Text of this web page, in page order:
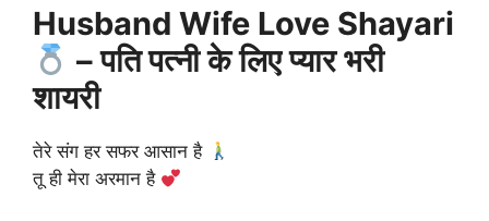
Husband Wife Love Shayari
– पति पत्नी के लिए प्यार भरी
शायरी
तेरे संग हर सफर आसान है
तू ही मेरा अरमान है